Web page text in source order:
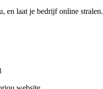
en laat je bedrijf online stralen.